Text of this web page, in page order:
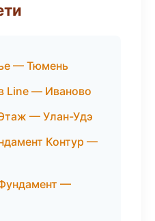
— Тюмень
Line — Иваново
— Улан-Удэ
Контур —
—